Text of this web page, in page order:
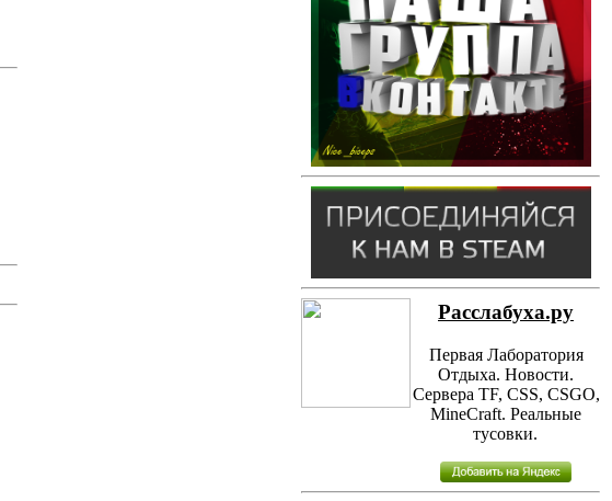
Расслабуха.ру
Первая Лаборатория
Отдыха. Новости.
Сервера TF, CSS, CSGO,
MineCraft. Реальные
тусовки.